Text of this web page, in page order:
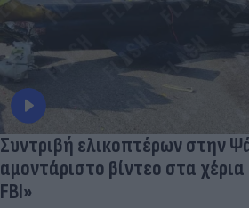
Συντριβή ελικοπτέρων στην
αμοντάριστο βίντεο στα
FBI»